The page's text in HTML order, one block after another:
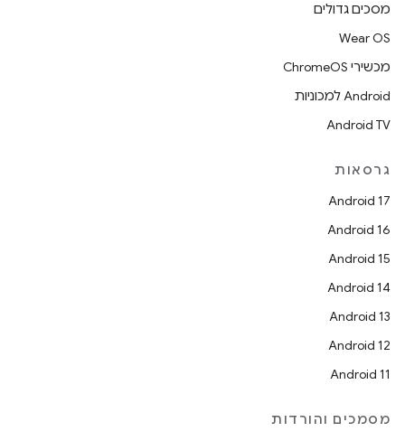
מסכים גדולים
Wear OS
מכשירי ChromeOS
Android למכוניות
Android TV
גרסאות
Android 17
Android 16
Android 15
Android 14
Android 13
Android 12
Android 11
מסמכים והורדות